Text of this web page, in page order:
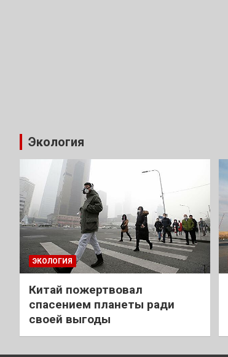
Экология
ЭКОЛОГИЯ
Китай пожертвовал
спасением планеты ради
своей выгоды